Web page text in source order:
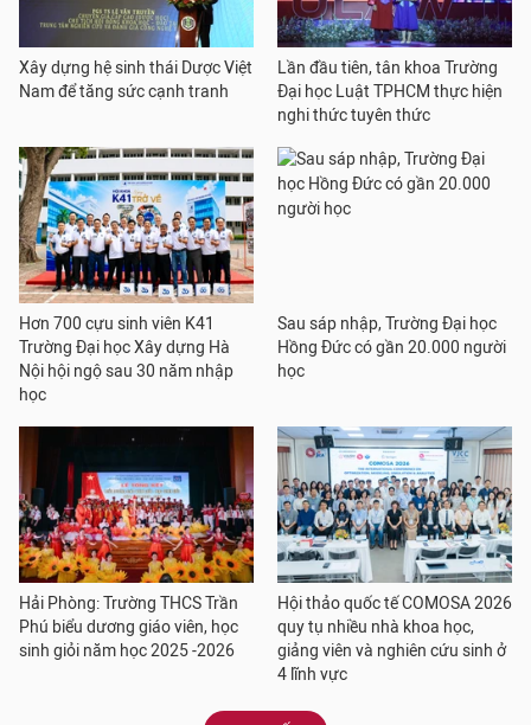
Xây dựng hệ sinh thái Dược Việt
Nam để tăng sức cạnh tranh
Lần đầu tiên, tân khoa Trường
Đại học Luật TPHCM thực hiện
nghi thức tuyên thức
Hơn 700 cựu sinh viên K41
Trường Đại học Xây dựng Hà
Nội hội ngộ sau 30 năm nhập
học
Sau sáp nhập, Trường Đại học
Hồng Đức có gần 20.000 người
học
Hải Phòng: Trường THCS Trần
Phú biểu dương giáo viên, học
sinh giỏi năm học 2025 -2026
Hội thảo quốc tế COMOSA 2026
quy tụ nhiều nhà khoa học,
giảng viên và nghiên cứu sinh ở
4 lĩnh vực